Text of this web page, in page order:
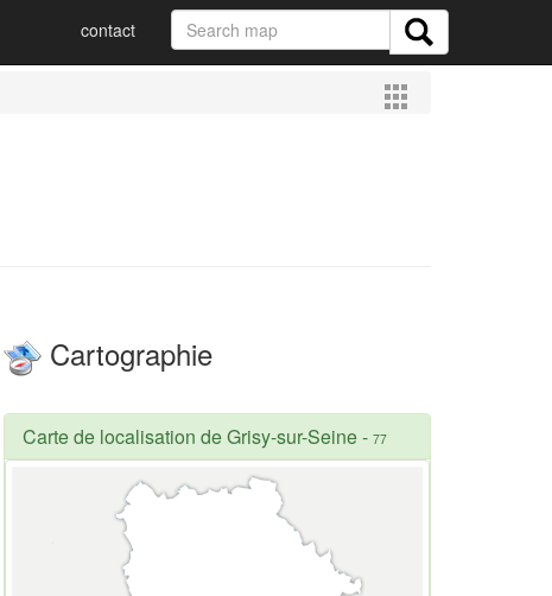
contact
Cartographie
Carte de localisation de Grisy-sur-Seine- 77